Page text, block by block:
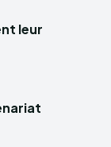
leur